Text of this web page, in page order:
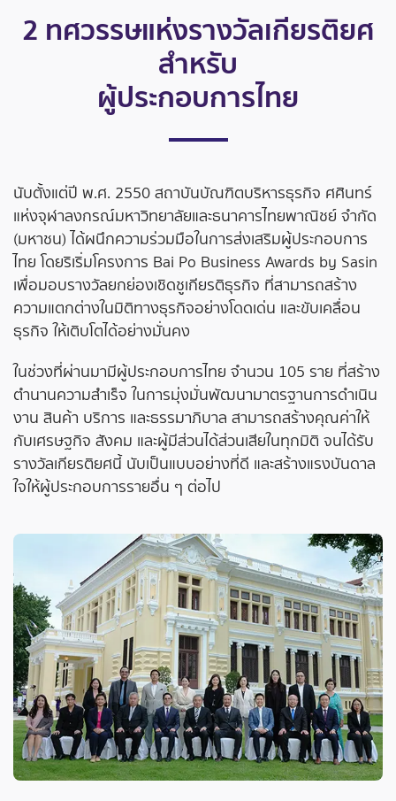
2 ทศวรรษแห่งรางวัลเกียรติยศ
สำหรับ
ผู้ประกอบการไทย
นับตั้งแต่ปี พ.ศ. 2550 สถาบันบัณฑิตบริหารธุรกิจ ศศินทร์
แห่งจุฬาลงกรณ์มหาวิทยาลัยและธนาคารไทยพาณิชย์ จำกัด
(มหาชน) ได้ผนึกความร่วมมือในการส่งเสริมผู้ประกอบการ
ไทย โดยริเริ่มโครงการ Bai Po Business Awards by Sasin
เพื่อมอบรางวัลยกย่องเชิดชูเกียรติธุรกิจ ที่สามารถสร้าง
ความแตกต่างในมิติทางธุรกิจอย่างโดดเด่น และขับเคลื่อน
ธุรกิจ ให้เติบโตได้อย่างมั่นคง
ในช่วงที่ผ่านมามีผู้ประกอบการไทย จำนวน 105 ราย ที่สร้าง
ตำนานความสำเร็จ ในการมุ่งมั่นพัฒนามาตรฐานการดำเนิน
งาน สินค้า บริการ และธรรมาภิบาล สามารถสร้างคุณค่าให้
กับเศรษฐกิจ สังคม และผู้มีส่วนได้ส่วนเสียในทุกมิติ จนได้รับ
รางวัลเกียรติยศนี้ นับเป็นแบบอย่างที่ดี และสร้างแรงบันดาล
ใจให้ผู้ประกอบการรายอื่น ๆ ต่อไป